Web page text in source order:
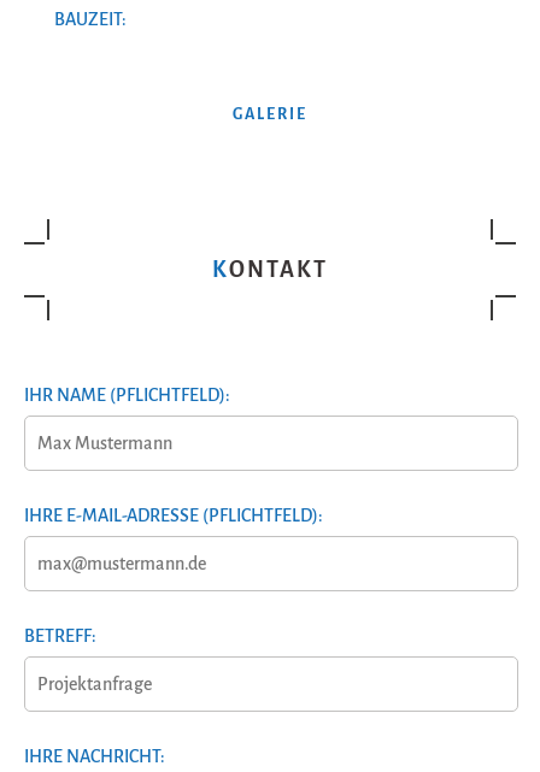
BAUZEIT:
GALERIE
KONTAKT
IHR NAME (PFLICHTFELD):
IHRE E-MAIL-ADRESSE (PFLICHTFELD):
BETREFF:
IHRE NACHRICHT: